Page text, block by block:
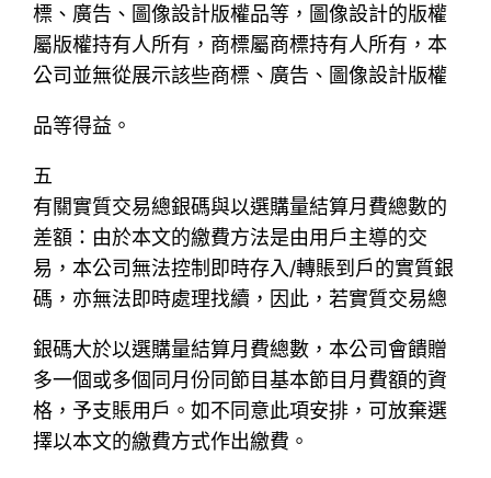
標、廣告、圖像設計版權品等，圖像設計的版權
屬版權持有人所有，商標屬商標持有人所有，本
公司並無從展示該些商標、廣告、圖像設計版權
品等得益。
五
有關實質交易總銀碼與以選購量結算月費總數的
差額：由於本文的繳費方法是由用戶主導的交
易，本公司無法控制即時存入/轉賬到戶的實質銀
碼，亦無法即時處理找續，因此，若實質交易總
銀碼大於以選購量結算月費總數，本公司會饋贈
多一個或多個同月份同節目基本節目月費額的資
格，予支賬用戶。如不同意此項安排，可放棄選
擇以本文的繳費方式作出繳費。